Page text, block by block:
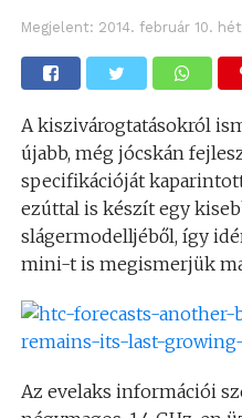
Megjelent: 2014. február 10.
A kiszivárogtatásokról
újabb, még jócskán
specifikációját
ezúttal is készít egy
slágermodelljéből, így
mini-t is megismerjük
Az evelaks információi